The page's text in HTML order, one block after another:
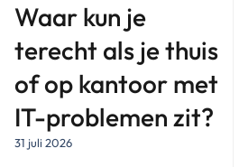
Waar kun je
terecht als je thuis
of op kantoor met
IT-problemen zit?
31 juli 2026